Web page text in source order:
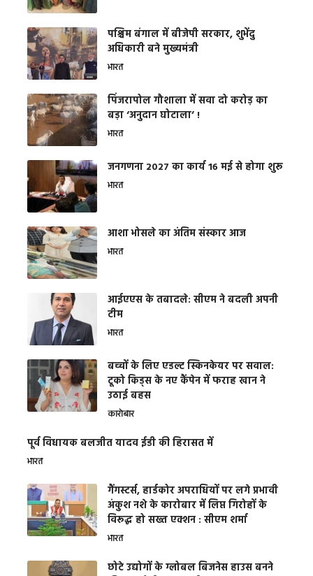
पश्चिम बंगाल में बीजेपी सरकार, शुभेंदु
अधिकारी बने मुख्यमंत्री
भारत
​पिंजरापोल गौशाला में सवा दो करोड़ का
बड़ा ‘अनुदान घोटाला’ !
भारत
जनगणना 2027 का कार्य 16 मई से होगा शुरू
भारत
आशा भोसले का अंतिम संस्कार आज
भारत
आईएएस के तबादले: सीएम ने बदली अपनी
टीम
भारत
बच्चों के लिए एडल्ट स्किनकेयर पर सवाल:
टूको किड्स के नए कैंपेन में फराह खान ने
उठाई बहस
कारोबार
पूर्व विधायक बलजीत यादव ईडी की हिरासत में
भारत
गैंगस्टर्स, हार्डकोर अपराधियों पर लगे प्रभावी
अंकुश नशे के कारोबार में लिप्त गिरोहों के
विरूद्ध हो सख्त एक्शन : सीएम शर्मा
भारत
छोटे उद्योगों के ग्लोबल बिजनेस हाउस बनने